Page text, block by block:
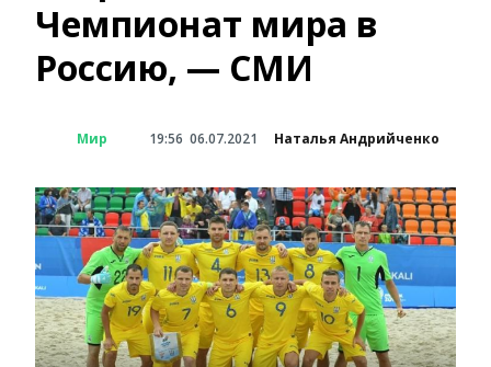
Чемпионат мира в
Россию, — СМИ
Мир 19:56 06.07.2021 Наталья Андрийченко